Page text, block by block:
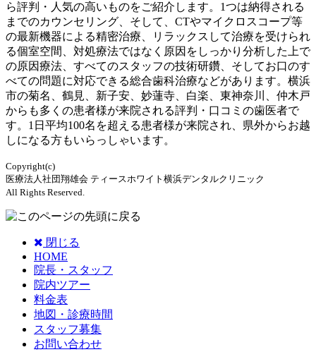
ら評判・人気の高いものをご紹介します。1つは納得される
までのカウンセリング、そして、CTやマイクロスコープ等
の最新機器による精密治療、リラックスして治療を受けられ
る個室空間、対処療法ではなく原因をしっかり分析した上で
の原因療法、すべてのスタッフの技術研鑽、そしてお口のす
べての問題に対応できる総合歯科治療などがあります。横浜
市の菊名、鶴見、新子安、妙蓮寺、白楽、東神奈川、仲木戸
からも多くの患者様が来院される評判・口コミの歯医者で
す。1日平均100名を超える患者様が来院され、県外からお越
しになる方もいらっしゃいます。
Copyright(c)
医療法人社団翔雄会 ティースホワイト横浜デンタルクリニック
All Rights Reserved.
閉じる
HOME
院長・スタッフ
院内ツアー
料金表
地図・診療時間
スタッフ募集
お問い合わせ